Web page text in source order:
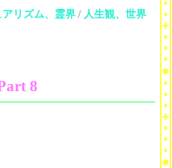
リズム、霊界 / 人生観、世界
8